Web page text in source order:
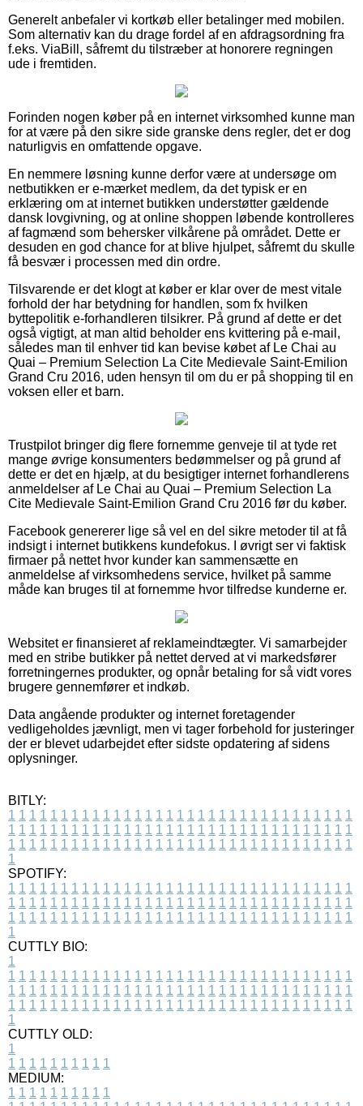
Generelt anbefaler vi kortkøb eller betalinger med mobilen.
Som alternativ kan du drage fordel af en afdragsordning fra
f.eks. ViaBill, såfremt du tilstræber at honorere regningen
ude i fremtiden.
Forinden nogen køber på en internet virksomhed kunne man
for at være på den sikre side granske dens regler, det er dog
naturligvis en omfattende opgave.
En nemmere løsning kunne derfor være at undersøge om
netbutikken er e-mærket medlem, da det typisk er en
erklæring om at internet butikken understøtter gældende
dansk lovgivning, og at online shoppen løbende kontrolleres
af fagmænd som behersker vilkårene på området. Dette er
desuden en god chance for at blive hjulpet, såfremt du skulle
få besvær i processen med din ordre.
Tilsvarende er det klogt at køber er klar over de mest vitale
forhold der har betydning for handlen, som fx hvilken
byttepolitik e-forhandleren tilsikrer. På grund af dette er det
også vigtigt, at man altid beholder ens kvittering på e-mail,
således man til enhver tid kan bevise købet af Le Chai au
Quai – Premium Selection La Cite Medievale Saint-Emilion
Grand Cru 2016, uden hensyn til om du er på shopping til en
voksen eller et barn.
Trustpilot bringer dig flere fornemme genveje til at tyde ret
mange øvrige konsumenters bedømmelser og på grund af
dette er det en hjælp, at du besigtiger internet forhandlerens
anmeldelser af Le Chai au Quai – Premium Selection La
Cite Medievale Saint-Emilion Grand Cru 2016 før du køber.
Facebook genererer lige så vel en del sikre metoder til at få
indsigt i internet butikkens kundefokus. I øvrigt ser vi faktisk
firmaer på nettet hvor kunder kan sammensætte en
anmeldelse af virksomhedens service, hvilket på samme
måde kan bruges til at fornemme hvor tilfredse kunderne er.
Websitet er finansieret af reklameindtægter. Vi samarbejder
med en stribe butikker på nettet derved at vi markedsfører
forretningernes produkter, og opnår betaling for så vidt vores
brugere gennemfører et indkøb.
Data angående produkter og internet foretagender
vedligeholdes jævnligt, men vi tager forbehold for justeringer
der er blevet udarbejdet efter sidste opdatering af sidens
oplysninger.
BITLY:
1 1 1 1 1 1 1 1 1 1 1 1 1 1 1 1 1 1 1 1 1 1 1 1 1 1 1 1 1 1 1 1 1
1 1 1 1 1 1 1 1 1 1 1 1 1 1 1 1 1 1 1 1 1 1 1 1 1 1 1 1 1 1 1 1 1
1 1 1 1 1 1 1 1 1 1 1 1 1 1 1 1 1 1 1 1 1 1 1 1 1 1 1 1 1 1 1 1 1
1
SPOTIFY:
1 1 1 1 1 1 1 1 1 1 1 1 1 1 1 1 1 1 1 1 1 1 1 1 1 1 1 1 1 1 1 1 1
1 1 1 1 1 1 1 1 1 1 1 1 1 1 1 1 1 1 1 1 1 1 1 1 1 1 1 1 1 1 1 1 1
1 1 1 1 1 1 1 1 1 1 1 1 1 1 1 1 1 1 1 1 1 1 1 1 1 1 1 1 1 1 1 1 1
1
CUTTLY BIO:
1
1 1 1 1 1 1 1 1 1 1 1 1 1 1 1 1 1 1 1 1 1 1 1 1 1 1 1 1 1 1 1 1 1
1 1 1 1 1 1 1 1 1 1 1 1 1 1 1 1 1 1 1 1 1 1 1 1 1 1 1 1 1 1 1 1 1
1 1 1 1 1 1 1 1 1 1 1 1 1 1 1 1 1 1 1 1 1 1 1 1 1 1 1 1 1 1 1 1 1
1
CUTTLY OLD:
1
1 1 1 1 1 1 1 1 1 1
MEDIUM:
1 1 1 1 1 1 1 1 1 1